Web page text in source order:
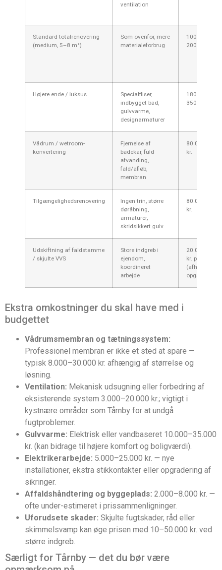
ventilation
Standard totalrenovering
(medium, 5–8 m²)
Som ovenfor, mere
materialeforbrug
100.000–
200.000 kr.
Højere ende / luksus
Specialfliser,
indbygget bad,
gulvvarme,
designarmaturer
180.000–
350.000+ kr.
Vådrum / wetroom-
konvertering
Fjernelse af
badekar, fuld
afvanding,
fald/afløb,
membran
kr.
Tilgængelighedsrenovering
Ingen trin, større
døråbning,
armaturer,
skridsikkert gulv
kr.
Udskiftning af faldstamme
/ skjulte VVS
Store indgreb i
ejendom,
koordineret
arbejde
kr. pr.
(afhængigt
opgang/
Ekstra omkostninger du skal have med i
budgettet
Vådrumsmembran og tætningssystem:
Professionel membran er ikke et sted at spare —
typisk 8.000–30.000 kr. afhængig af størrelse og
løsning.
Ventilation: Mekanisk udsugning eller forbedring af
eksisterende system 3.000–20.000 kr.; vigtigt i
kystnære områder som Tårnby for at undgå
fugtproblemer.
Gulvvarme: Elektrisk eller vandbaseret 10.000–35.000
kr. (kan bidrage til højere komfort og boligværdi).
Elektrikerarbejde: 5.000–25.000 kr. — nye
installationer, ekstra stikkontakter eller opgradering af
sikringer.
Affaldshåndtering og byggeplads: 2.000–8.000 kr. —
ofte under-estimeret i prissammenligninger.
Uforudsete skader: Skjulte fugtskader, råd eller
skimmelsvamp kan øge prisen med 10–50.000 kr. ved
større indgreb.
Særligt for Tårnby — det du bør være